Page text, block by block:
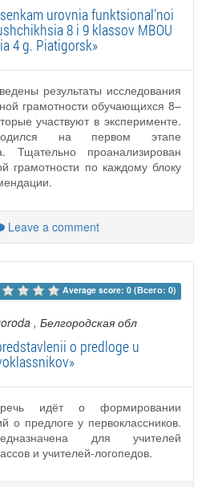
urovnia funktsional'noi
8 i 9 klassov MBOU
4 g. Piatigorsk»
результаты исследования
грамотности обучающихся 8–
участвуют в эксперименте.
на первом этапе
Тщательно проанализирован
грамотности по каждому блоку
Leave a comment
Average score: 0 (Всего: 0)
, Белгородская обл
o predloge u
идёт о формировании
о предлоге у первоклассников.
для учителей
и учителей-логопедов.